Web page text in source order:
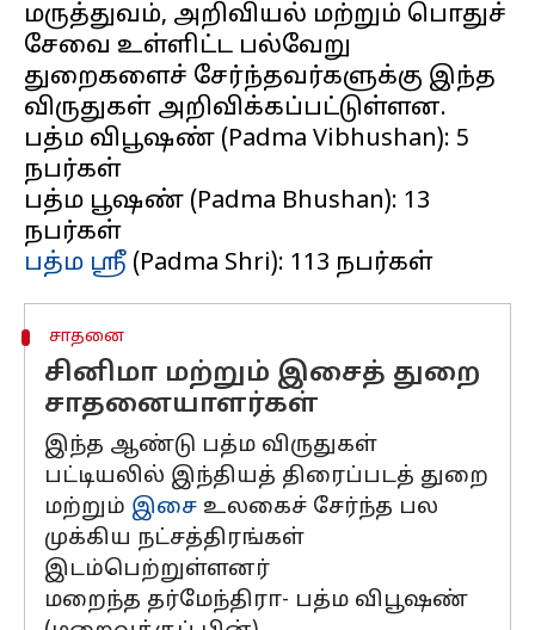
மருத்துவம், அறிவியல் மற்றும் பொதுச்
சேவை உள்ளிட்ட பல்வேறு
துறைகளைச் சேர்ந்தவர்களுக்கு இந்த
விருதுகள் அறிவிக்கப்பட்டுள்ளன.
பத்ம விபூஷண் (Padma Vibhushan): 5
நபர்கள்
பத்ம பூஷண் (Padma Bhushan): 13
பத்ம ஸ்ரீ
சாதனை
சினிமா மற்றும் இசைத் துறை
சாதனையாளர்கள்
இந்த ஆண்டு பத்ம விருதுகள்
பட்டியலில் இந்தியத் திரைப்படத் துறை
மற்றும் இசை உலகைச் சேர்ந்த பல
முக்கிய நட்சத்திரங்கள்
இடம்பெற்றுள்ளனர்
மறைந்த தர்மேந்திரா- பத்ம விபூஷண்